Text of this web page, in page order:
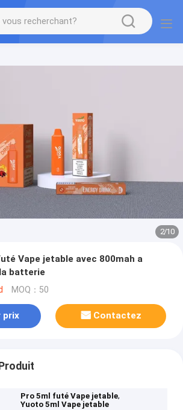
2/10
Vape jetable avec 800mah a
batterie
MOQ：50
prix Contactez
Pro 5ml futé Vape jetable,
Yuoto 5ml Vape jetable